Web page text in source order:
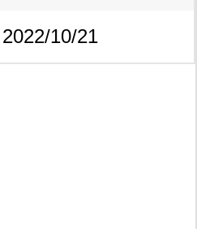
2022/10/21